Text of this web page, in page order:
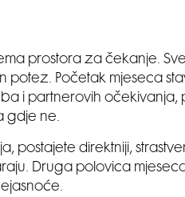
prostora za čekanje.
Početak mjeseca
i partnerovih očekivanja,
gdje ne.
postajete direktniji,
Druga polovica